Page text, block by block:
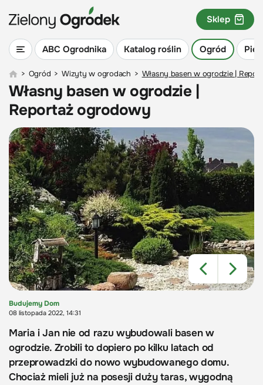
ABC Ogrodnika Katalog roślin Ogród
Sklep
> Ogród > Wizyty w ogrodach > Własny basen w ogrodzie |
Własny basen w ogrodzie |
Reportaż ogrodowy
Budujemy Dom
08 listopada 2022, 14:31
Maria i Jan nie od razu wybudowali basen w
ogrodzie. Zrobili to dopiero po kilku latach od
przeprowadzki do nowo wybudowanego domu.
Chociaż mieli już na posesji duży taras, wygodną